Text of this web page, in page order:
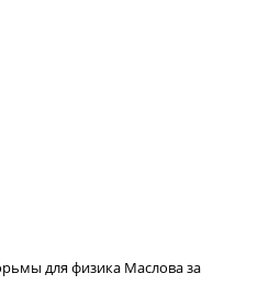
для физика Маслова за